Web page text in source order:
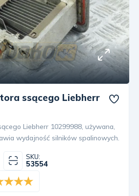
ssącego Liebherr
Liebherr 10299988, używana,
wydajność silników spalinowych.
SKU:
53554